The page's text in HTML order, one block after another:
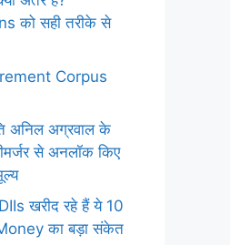
को सही तरीके से
Corpus
अनिल अग्रवाल के
से अनलॉक किए
खरीद रहे हैं ये 10
का बड़ा संकेत